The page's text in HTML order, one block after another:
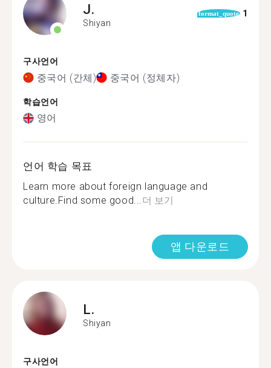
J.
Shiyan
format_quote 1
구사언어
중국어 (간체) 중국어 (정체자)
학습언어
영어
언어 학습 목표
Learn more about foreign language and
culture.Find some good...더 보기
앱 다운로드
L.
Shiyan
구사언어